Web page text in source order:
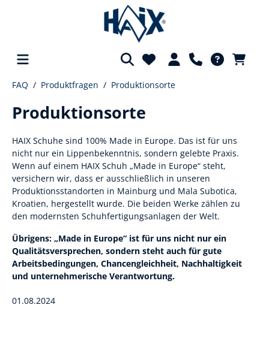
springen
FAQ Produktfragen Produktionsorte
Produktionsorte
HAIX Schuhe sind 100% Made in Europe. Das ist für uns
nicht nur ein Lippenbekenntnis, sondern gelebte Praxis.
Wenn auf einem HAIX Schuh „Made in Europe“ steht,
versichern wir, dass er ausschließlich in unseren
Produktionsstandorten in Mainburg und Mala Subotica,
Kroatien, hergestellt wurde. Die beiden Werke zählen zu
den modernsten Schuhfertigungsanlagen der Welt.
Übrigens: „Made in Europe“ ist für uns nicht nur ein
Qualitätsversprechen, sondern steht auch für gute
Arbeitsbedingungen, Chancengleichheit, Nachhaltigkeit
und unternehmerische Verantwortung.
01.08.2024